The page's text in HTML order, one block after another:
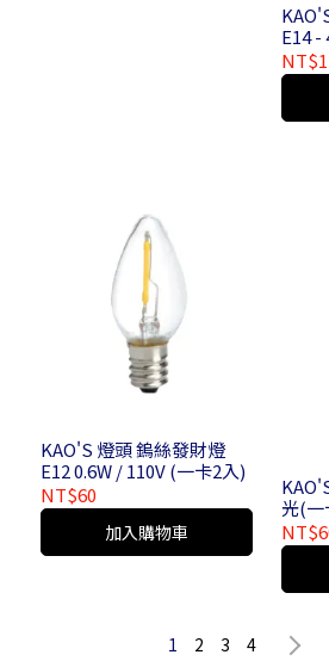
KAO'S LED拉尾燈絲
E14 -
KAO'S 燈頭 鎢絲發財燈
E12 0.6W / 110V (一卡2入)
NT$60
加入購物車
KAO'S 發財燈 E12 黃
光(一
1 2 3 4